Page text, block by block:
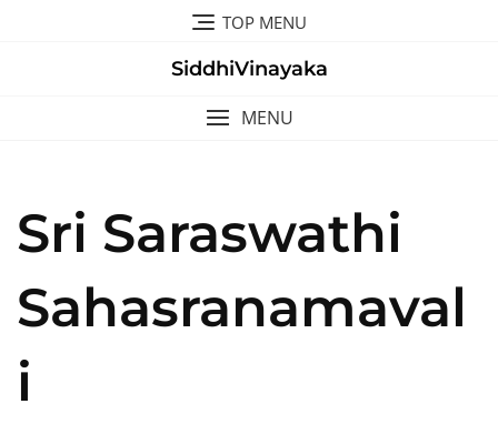
TOP MENU
SiddhiVinayaka
MENU
Sri Saraswathi
Sahasranamaval
i